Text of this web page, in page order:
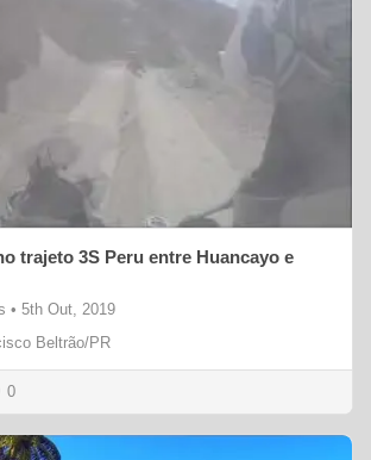
trajeto 3S Peru entre Huancayo e
• 5th Out, 2019
Beltrão/PR
0